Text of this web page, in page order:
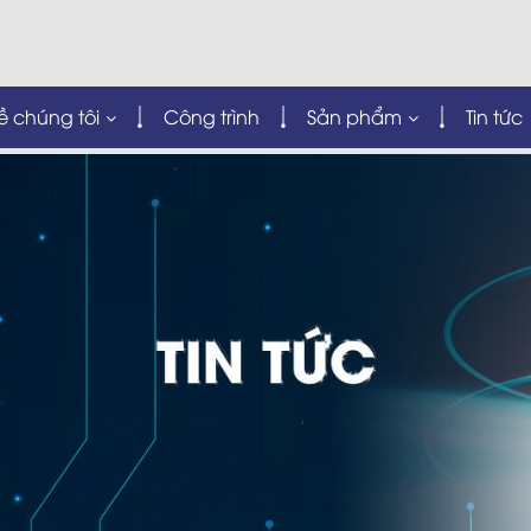
chúng tôi Công trình Sản phẩm Tin tức